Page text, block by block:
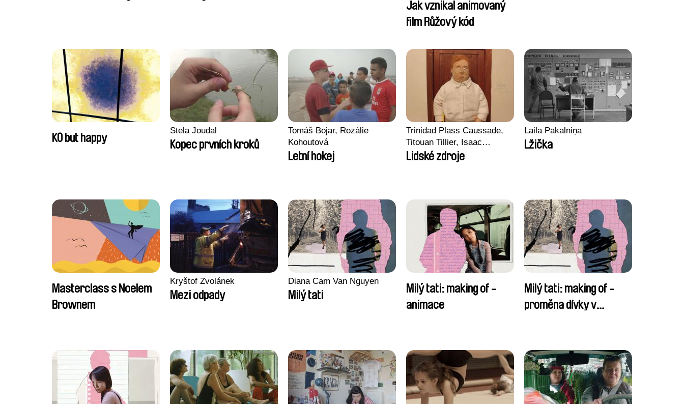
Leydier, Manuarii Morel,
Romain Seisson
Jak vznikal animovaný
film Růžový kód
KO but happy
Stela Joudal
Kopec prvních kroků
Tomáš Bojar, Rozálie
Kohoutová
Letní hokej
Trinidad Plass Caussade,
Titouan Tillier, Isaac
Wenzek
Lidské zdroje
Laila Pakalniņa
Lžička
Masterclass s Noelem
Brownem
Kryštof Zvolánek
Mezi odpady
Diana Cam Van Nguyen
Milý tati
Milý tati: making of -
animace
Milý tati: making of -
proměna dívky v